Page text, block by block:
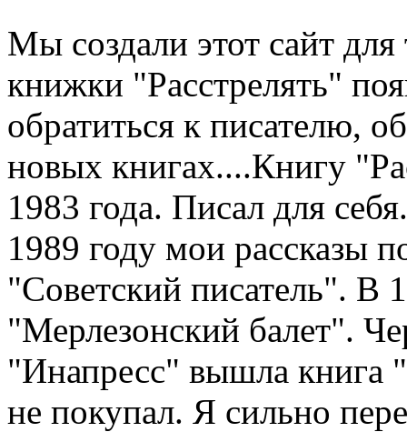
Мы создали этот сайт
книжки "Расстрелять"
обратиться к писателю,
новых книгах....Книгу
1983 года. Писал для
1989 году мои рассказы
"Советский писатель". В
"Мерлезонский балет".
"Инапресс" вышла книга
не покупал. Я сильно